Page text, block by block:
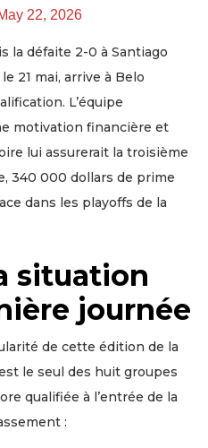
22, 2026
la défaite 2-0 à Santiago
21 mai, arrive à Belo
L’équipe
motivation financière et
lui assurerait la troisième
340 000 dollars de prime
dans les playoffs de la
situation
journée
de cette édition de la
le seul des huit groupes
qualifiée à l’entrée de la
: